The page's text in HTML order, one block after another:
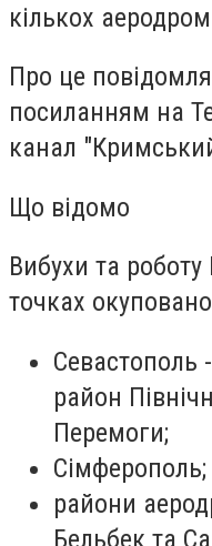
кількох
Про це
посиланням на
канал
Що відомо
Вибухи та
точках
Севастополь
район
Перемоги;
Сімферополь;
райони
Бельбек та